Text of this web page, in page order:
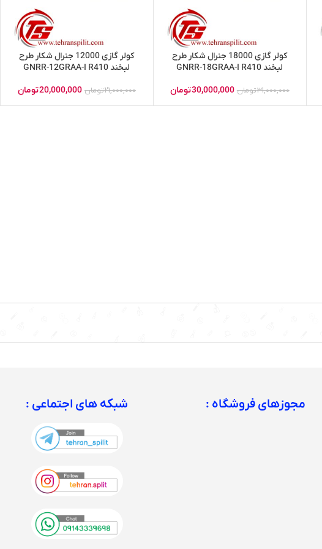
کولر گازی 18000 جنرال شکار طرح
لبخند GNRR-18GRAA-I R410
31,000,000تومان 30,000,000تومان
کولر گازی 12000 جنرال شکار طرح
لبخند GNRR-12GRAA-I R410
21,000,000تومان 20,000,000تومان
مجوزهای فروشگاه : شبکه های اجتماعی :